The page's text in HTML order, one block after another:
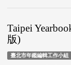
Taipei
版)
臺北市年鑑編輯工作小組